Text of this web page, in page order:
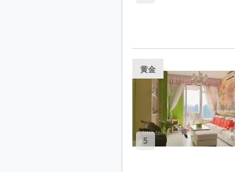
5
黄金